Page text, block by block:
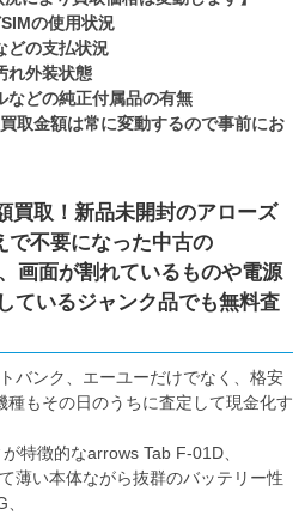
の使用状況
どの支払状況
れ外装状態
などの純正付属品の有無
取金額は常に変動するので事前にお
買取！新品未開封のアローズ
で不要になった中古の
画面が割れているものや電源
ているジャンク品でも無料査
バンク、エーユーだけでなく、格安
種もその日のうちに査定して現金化す
特徴的なarrows Tab F-01D、
薄い本体ながら抜群のバッテリー性